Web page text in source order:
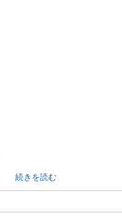
続きを読む